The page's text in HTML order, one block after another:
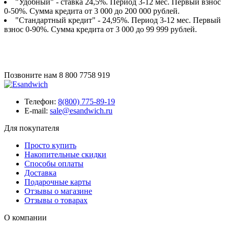
"Удобный" - ставка 24,5%. Период 3-12 мес. Первый взнос
0-50%. Сумма кредита от 3 000 до 200 000 рублей.
"Стандартный кредит" - 24,95%. Период 3-12 мес. Первый
взнос 0-90%. Сумма кредита от 3 000 до 99 999 рублей.
Позвоните нам 8 800 7758 919
Телефон: 8(800) 775-89-19
E-mail: sale@esandwich.ru
Для покупателя
Просто купить
Накопительные скидки
Способы оплаты
Доставка
Подарочные карты
Отзывы о магазине
Отзывы о товарах
О компании